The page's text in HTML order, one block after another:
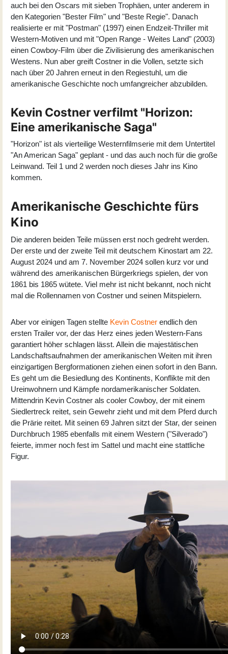
auch bei den Oscars mit sieben Trophäen, unter anderem in
den Kategorien "Bester Film" und "Beste Regie". Danach
realisierte er mit "Postman" (1997) einen Endzeit-Thriller mit
Western-Motiven und mit "Open Range - Weites Land" (2003)
einen Cowboy-Film über die Zivilisierung des amerikanischen
Westens. Nun aber greift Costner in die Vollen, setzte sich
nach über 20 Jahren erneut in den Regiestuhl, um die
amerikanische Geschichte noch umfangreicher abzubilden.
Kevin Costner verfilmt "Horizon:
Eine amerikanische Saga"
"Horizon" ist als vierteilige Westernfilmserie mit dem Untertitel
"An American Saga" geplant - und das auch noch für die große
Leinwand. Teil 1 und 2 werden noch dieses Jahr ins Kino
kommen.
Amerikanische Geschichte fürs
Kino
Die anderen beiden Teile müssen erst noch gedreht werden.
Der erste und der zweite Teil mit deutschem Kinostart am 22.
August 2024 und am 7. November 2024 sollen kurz vor und
während des amerikanischen Bürgerkriegs spielen, der von
1861 bis 1865 wütete. Viel mehr ist nicht bekannt, noch nicht
mal die Rollennamen von Costner und seinen Mitspielern.
Aber vor einigen Tagen stellte Kevin Costner endlich den
ersten Trailer vor, der das Herz eines jeden Western-Fans
garantiert höher schlagen lässt. Allein die majestätischen
Landschaftsaufnahmen der amerikanischen Weiten mit ihren
einzigartigen Bergformationen ziehen einen sofort in den Bann.
Es geht um die Besiedlung des Kontinents, Konflikte mit den
Ureinwohnern und Kämpfe nordamerikanischer Soldaten.
Mittendrin Kevin Costner als cooler Cowboy, der mit einem
Siedlertreck reitet, sein Gewehr zieht und mit dem Pferd durch
die Prärie reitet. Mit seinen 69 Jahren sitzt der Star, der seinen
Durchbruch 1985 ebenfalls mit einem Western ("Silverado")
feierte, immer noch fest im Sattel und macht eine stattliche
Figur.